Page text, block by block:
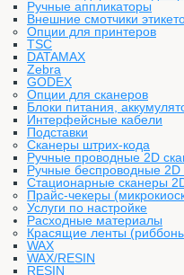
Ручные аппликаторы
Внешние смотчики
Опции для принтеров
TSC
DATAMAX
Zebra
GODEX
Опции для сканеров
Блоки питания,
Интерфейсные кабели
Подставки
Сканеры штрих-кода
Ручные проводные 2D
Ручные беспроводные 2D
Стационарные сканеры
Прайс-чекеры
Услуги по настройке
Расходные материалы
Красящие ленты
WAX
WAX/RESIN
RESIN